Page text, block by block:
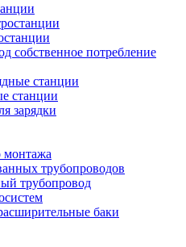
собственное потребление
станции
станции
зарядки
монтажа
трубопроводов
трубопровод
баки